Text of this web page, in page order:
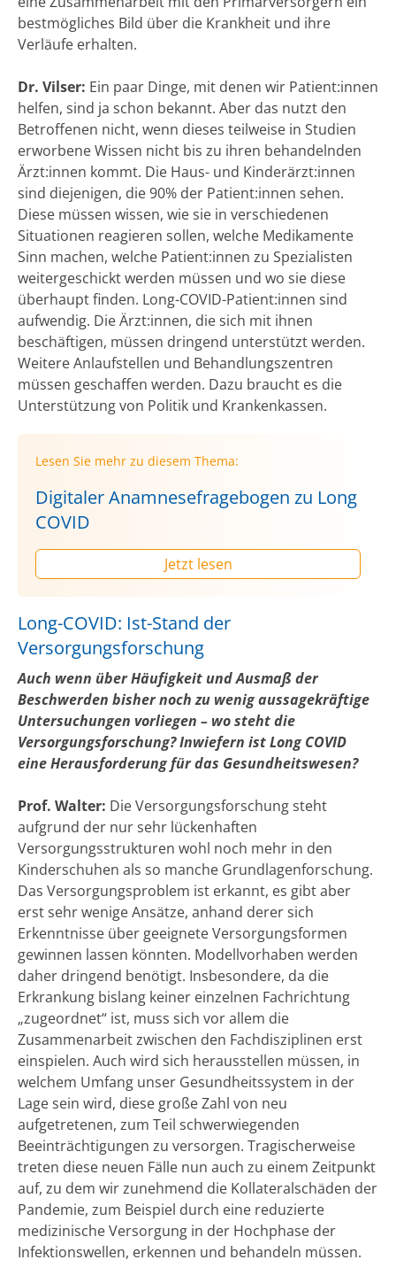
bestmögliches Bild über die Krankheit und ihre
Verläufe erhalten.
Dr. Vilser: Ein paar Dinge, mit denen wir Patient:innen
helfen, sind ja schon bekannt. Aber das nutzt den
Betroffenen nicht, wenn dieses teilweise in Studien
erworbene Wissen nicht bis zu ihren behandelnden
Ärzt:innen kommt. Die Haus- und Kinderärzt:innen
sind diejenigen, die 90% der Patient:innen sehen.
Diese müssen wissen, wie sie in verschiedenen
Situationen reagieren sollen, welche Medikamente
Sinn machen, welche Patient:innen zu Spezialisten
weitergeschickt werden müssen und wo sie diese
überhaupt finden. Long-COVID-Patient:innen sind
aufwendig. Die Ärzt:innen, die sich mit ihnen
beschäftigen, müssen dringend unterstützt werden.
Weitere Anlaufstellen und Behandlungszentren
müssen geschaffen werden. Dazu braucht es die
Unterstützung von Politik und Krankenkassen.
Lesen Sie mehr zu diesem Thema:
Digitaler Anamnesefragebogen zu Long
COVID
Jetzt lesen
Long-COVID: Ist-Stand der
Versorgungsforschung
Auch wenn über Häufigkeit und Ausmaß der
Beschwerden bisher noch zu wenig aussagekräftige
Untersuchungen vorliegen – wo steht die
Versorgungsforschung? Inwiefern ist Long COVID
eine Herausforderung für das Gesundheitswesen?
Prof. Walter: Die Versorgungsforschung steht
aufgrund der nur sehr lückenhaften
Versorgungsstrukturen wohl noch mehr in den
Kinderschuhen als so manche Grundlagenforschung.
Das Versorgungsproblem ist erkannt, es gibt aber
erst sehr wenige Ansätze, anhand derer sich
Erkenntnisse über geeignete Versorgungsformen
gewinnen lassen könnten. Modellvorhaben werden
daher dringend benötigt. Insbesondere, da die
Erkrankung bislang keiner einzelnen Fachrichtung
„zugeordnet“ ist, muss sich vor allem die
Zusammenarbeit zwischen den Fachdisziplinen erst
einspielen. Auch wird sich herausstellen müssen, in
welchem Umfang unser Gesundheitssystem in der
Lage sein wird, diese große Zahl von neu
aufgetretenen, zum Teil schwerwiegenden
Beeinträchtigungen zu versorgen. Tragischerweise
treten diese neuen Fälle nun auch zu einem Zeitpunkt
auf, zu dem wir zunehmend die Kollateralschäden der
Pandemie, zum Beispiel durch eine reduzierte
medizinische Versorgung in der Hochphase der
Infektionswellen, erkennen und behandeln müssen.